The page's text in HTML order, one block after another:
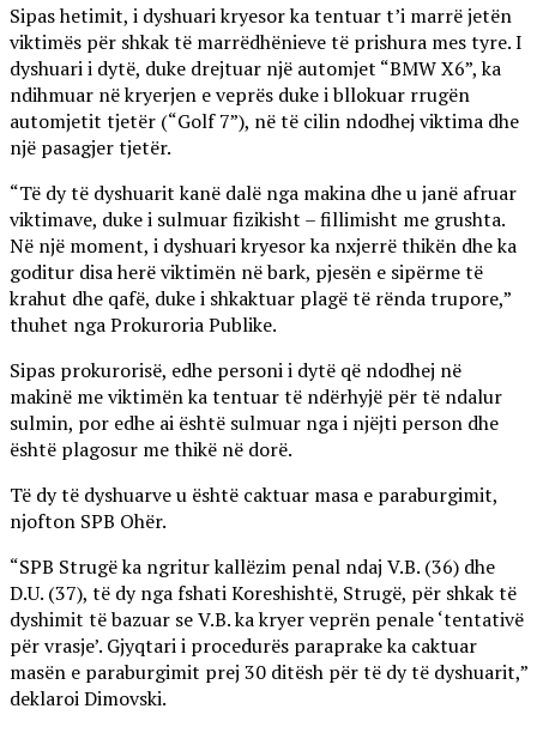
Sipas hetimit, i dyshuari kryesor ka tentuar t’i marrë jetën
viktimës për shkak të marrëdhënieve të prishura mes tyre. I
dyshuari i dytë, duke drejtuar një automjet “BMW X6”, ka
ndihmuar në kryerjen e veprës duke i bllokuar rrugën
automjetit tjetër (“Golf 7”), në të cilin ndodhej viktima dhe
një pasagjer tjetër.
“Të dy të dyshuarit kanë dalë nga makina dhe u janë afruar
viktimave, duke i sulmuar fizikisht – fillimisht me grushta.
Në një moment, i dyshuari kryesor ka nxjerrë thikën dhe ka
goditur disa herë viktimën në bark, pjesën e sipërme të
krahut dhe qafë, duke i shkaktuar plagë të rënda trupore,”
thuhet nga Prokuroria Publike.
Sipas prokurorisë, edhe personi i dytë që ndodhej në
makinë me viktimën ka tentuar të ndërhyjë për të ndalur
sulmin, por edhe ai është sulmuar nga i njëjti person dhe
është plagosur me thikë në dorë.
Të dy të dyshuarve u është caktuar masa e paraburgimit,
njofton SPB Ohër.
“SPB Strugë ka ngritur kallëzim penal ndaj V.B. (36) dhe
D.U. (37), të dy nga fshati Koreshishtë, Strugë, për shkak të
dyshimit të bazuar se V.B. ka kryer veprën penale ‘tentativë
për vrasje’. Gjyqtari i procedurës paraprake ka caktuar
masën e paraburgimit prej 30 ditësh për të dy të dyshuarit,”
deklaroi Dimovski.